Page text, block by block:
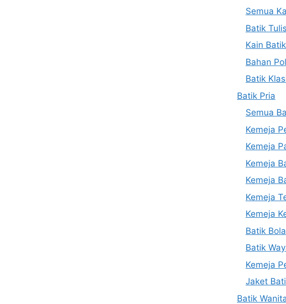
Semua
Batik Tulis
Kain
Bahan
Batik
Batik Pria
Semua
Kemeja
Kemeja
Kemeja
Kemeja
Kemeja
Kemeja
Batik Bola
Batik
Kemeja
Jaket
Batik